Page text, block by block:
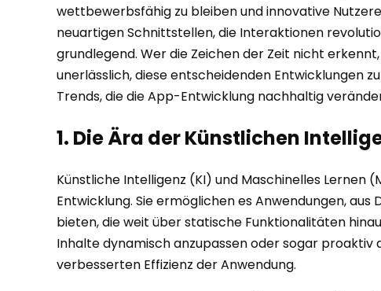
wettbewerbsfähig zu bleiben und innovative
neuartigen Schnittstellen, die Interaktionen
grundlegend. Wer die Zeichen der Zeit nicht
unerlässlich, diese entscheidenden Entwicklungen
Trends, die die App-Entwicklung nachhaltig
1. Die Ära der Künstlichen
Künstliche Intelligenz (KI) und Maschinelles
Entwicklung. Sie ermöglichen es Anwendungen,
bieten, die weit über statische Funktionalitäten
Inhalte dynamisch anzupassen oder sogar proaktiv
verbesserten Effizienz der Anwendung.